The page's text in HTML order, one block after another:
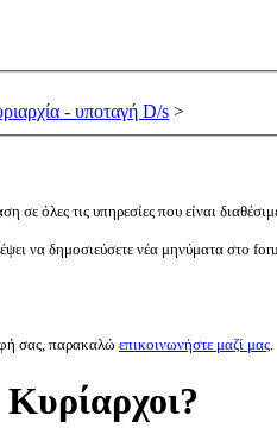
- υποταγή D/s >
σε όλες τις υπηρεσίες που είναι
να δημοσιεύσετε νέα μηνύματα στο
σας, παρακαλώ επικοινωνήστε μαζί μας.